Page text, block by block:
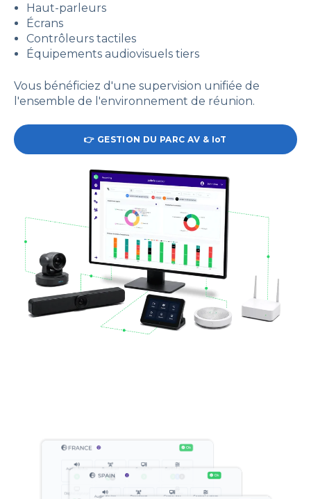
Haut-parleurs
Écrans
Contrôleurs tactiles
Équipements audiovisuels tiers
Vous bénéficiez d'une supervision unifiée de
l'ensemble de l'environnement de réunion.
👉 GESTION DU PARC AV & IoT